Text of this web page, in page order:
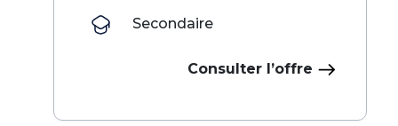
Secondaire
Consulter l’offre